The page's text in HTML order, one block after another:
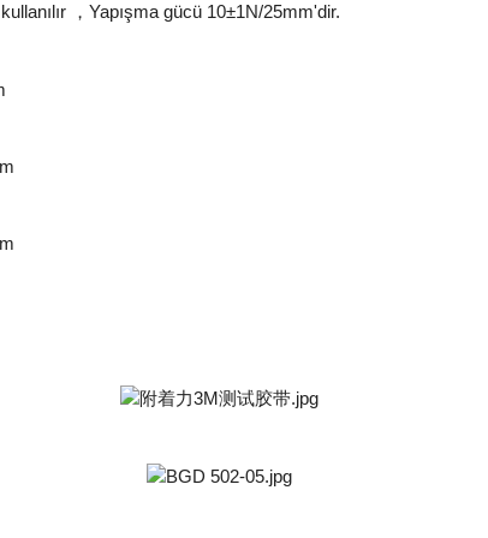
，Yapışma gücü 10±1N/25mm'dir.